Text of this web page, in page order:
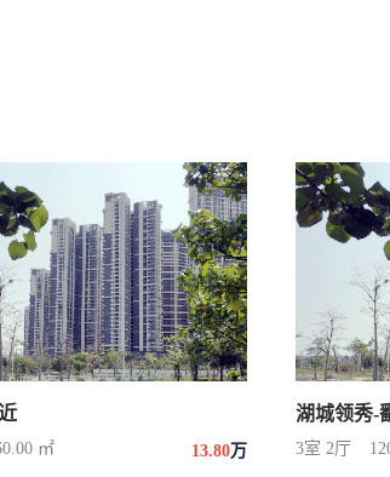
㎡ 13.80万
湖城领秀-
3室 2厅